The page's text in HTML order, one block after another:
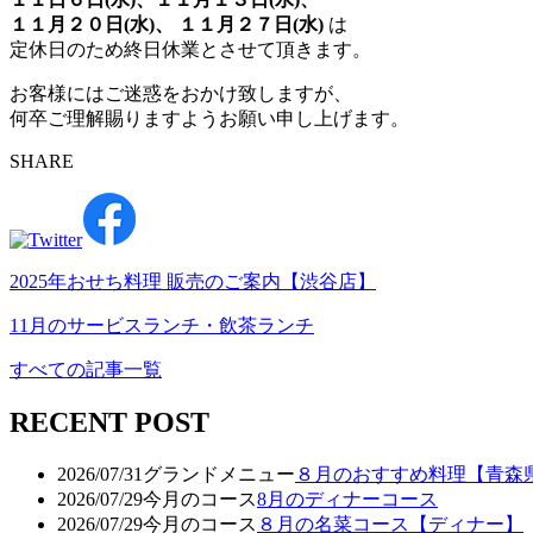
１１月２０日(水)、 １１月２７日(水) は
定休日のため終日休業とさせて頂きます。
お客様にはご迷惑をおかけ致しますが、
何卒ご理解賜りますようお願い申し上げます。
SHARE
2025年おせち料理 販売のご案内【渋谷店】
11月のサービスランチ・飲茶ランチ
すべての記事一覧
RECENT POST
2026/07/31 グランドメニュー ８月のおすすめ料理【青森
2026/07/29今月のコース8月のディナーコース
2026/07/29今月のコース ８月の名菜コース【ディナー】